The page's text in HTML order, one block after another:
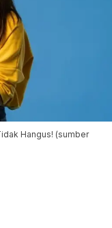
Hangus! (sumber